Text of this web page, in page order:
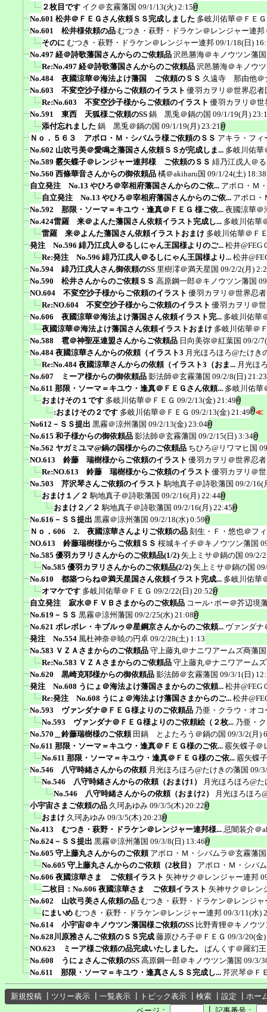
２枚目です イク＠玄霧藩国 09/1/13(火) 2:15
No.601 松井＠ＦＥＧさん依頼ＳＳ完成しました 多岐川佑華＠ＦＥＧ
No.601 松井様依頼の品 むつき・萩野・ドラケン＠レンジャー連邦
そのに むつき・萩野・ドラケン＠レンジャー連邦 09/1/18(日)
No.497 経＠詩歌藩国さんからのご依頼品 沢邑勝海＠キノウツン藩国
Re:No.497 経＠詩歌藩国さんからのご依頼品 沢邑勝海＠キノウ
No.484 夜國涼華＠海法よけ藩国 ご依頼のＳＳ 久遠寺 那由他＠
No.603 不変空沙子様からご依頼のイラスト 優羽カヲリ＠世界忍者
Re:No.603 不変空沙子様からご依頼のイラスト 優羽カヲリ＠世
No.591 東西 天狐様ご依頼のSS 鍋 黒兎＠鍋の国 09/1/19(月)
添付忘れました 鍋 黒兎＠鍋の国 09/1/19(月) 23:21
Ｎｏ．５６３ アポロ・Ｍ・シバムラ様ご依頼のＳＳ アキラ・フィ
No.602 山吹弓美＠愛鳴之藩国さん依頼ＳＳが完成しま... 多岐川佑華
No.589 霰矢蝶子＠レンジャー連邦様 ご依頼のＳＳ 緋乃江戌人＠
No.560 西條華音さんからの御依頼品 橘＠akiharu国 09/1/24(土) 18:38
自立発注 No.13 やひろ＠宰相府藩国さんからのご依... アポロ・Ｍ
自立発注 No.13 やひろ＠宰相府藩国さんからのご依... アポロ・
No.592 那限・ソーマ＝キユウ・逢真＠ＦＥＧ 様ご依... 夜國涼華＠
No.424雷羅 来＠よんた藩国さん依頼イラスト完成し... 多岐川佑華
雷羅 来＠よんた藩国さん依頼イラストおまけ 多岐川佑華＠Ｆ
発注 No.596 緋乃江戌人＠るしにゃん王国様よりのご... 松井@FEG
Re:発注 No.596 緋乃江戌人＠るしにゃん王国様より... 松井
No.594 緋乃江戌人さん御依頼のSS 里樹澪＠満天星国 09/2/2(月)
No.590 松井さんからのご依頼ＳＳ 高原鋼一郎＠キノウツン藩国
NO.604 不変空沙子様からご依頼のイラスト 優羽カヲリ＠世界忍
Re:NO.604 不変空沙子様からご依頼のイラスト 優羽カヲリ＠
No.606 夜國涼華＠海法よけ藩国さん依頼イラスト完... 多岐川佑華
夜國涼華＠海法よけ藩国さん依頼イラストおまけ 多岐川佑華＠
No.588 雹＠神聖巫連盟さんからご依頼品 日向美弥＠紅葉国 09/2/
No.484 夜國涼華さんからの依頼（イラスト3 月光ほろほろ@たけき
Re:No.484 夜國涼華さんからの依頼（イラスト3（おま... 月光ほ
No.607 ミーア様からの御依頼品 影法師＠玄霧藩国 09/2/8(日) 21:23
No.611 那限・ソーマ＝キユウ・逢真＠ＦＥＧさん依頼... 多岐川佑華
おまけその１です 多岐川佑華＠ＦＥＧ 09/2/13(金) 21:49
:おまけその２です 多岐川佑華＠ＦＥＧ 09/2/13(金) 21:49 ≪
No612－ＳＳ提出 黒霧＠涼州藩国 09/2/13(金) 23:04
No.615 和子様からの御依頼品 影法師＠玄霧藩国 09/2/15(日) 3:34
No.562 ヤガミユマ@鍋の国様からのご依頼品 ちひろ@リワマヒ国
NO.613 鈴藤 瑞樹様からご依頼のイラスト 優羽カヲリ＠世界忍
Re:NO.613 鈴藤 瑞樹様からご依頼のイラスト 優羽カヲリ＠
No.503 芹沢琴さんご依頼のイラスト 駒地真子＠詩歌藩国 09/2/16(
おまけ１／２ 駒地真子＠詩歌藩国 09/2/16(月) 22:44
おまけ２／２ 駒地真子＠詩歌藩国 09/2/16(月) 22:45
No.616－ＳＳ提出 黒霧＠涼州藩国 09/2/18(水) 0:59
Ｎｏ．606 2. 夜國涼華さんよりご依頼の品 刻生・Ｆ・悠也＠フ
NO.613 鈴藤瑞樹様からご依頼ＳＳ 桜城キイチ＠キノウツン藩国
No.585 優羽カヲリさんからのご依頼品(1/2) 矢上ミサ＠鍋の国 09/2/
No.585 優羽カヲリさんからのご依頼品(2/2) 矢上ミサ＠鍋の国
No.610 都築つらね＠満天星国さん依頼イラスト完成... 多岐川佑華
オマケです 多岐川佑華＠ＦＥＧ 09/2/22(日) 20:52
自立発注 寂水＠ＦＶＢさまからのご依頼品 コール･ポー＠芥辺境
No.619－ＳＳ 黒霧＠涼州藩国 09/2/25(水) 21:08
No.621 ポレポレ・キブルゥ＠星鋼京さんからのご依頼... ヴァンダナ
発注 No.554 風杜神奈＠暁の円卓 09/2/28(土) 1:13
No.583 ＶＺＡさまからのご依頼品 守上藤丸＠ナニワアームズ商藩国
Re:No.583 ＶＺＡさまからのご依頼品 守上藤丸＠ナニワアーム
No.620 黒崎克耶様からの御依頼品 影法師＠玄霧藩国 09/3/1(日)
発注 No.608 うにょ＠海法よけ藩国さまからのご依頼... 松井@FEG
Re:発注 No.608 うにょ＠海法よけ藩国さまからのご... 松井
No.593 ヴァンダナ＠ＦＥＧ様よりのご依頼品 乃亜・クラウ・オ
No.593 ヴァンダナ＠ＦＥＧ様よりのご依頼絵（２枚... 乃亜・
No.570＿鈴藤瑞樹様のご依頼 田鍋 とよたろう＠鍋の国 09/3/2(月)
No.611 那限・ソーマ＝キユウ・逢真＠ＦＥＧ様のご依... 霰矢蝶子＠
No.611 那限・ソーマ＝キユウ・逢真＠ＦＥＧ様のご依... 霰矢蝶
No.546 八守時緒さんからの依頼 月光ほろほろ@たけきの藩国 09/
No.546 八守時緒さんからの依頼（おまけ1）
月光ほろほろ@
No.546 八守時緒さんからの依頼（おまけ2）
月光ほろほろ
小宇宙さまご依頼の品 久珂あゆみ 09/3/5(木) 20:22
おまけ 久珂あゆみ 09/3/5(木) 20:23
No.413 むつき・萩野・ドラケン＠レンジャー連邦様... 忌闇装介＠
No.624－ＳＳ提出 黒霧＠涼州藩国 09/3/8(日) 13:46
No.605 守上藤丸さんからのご依頼 アポロ・Ｍ・シバムラ＠玄霧藩国
No.605 守上藤丸さんからのご依頼（2枚目）
アポロ・Ｍ・シバ
No.606 夜國涼華さま ご依頼イラスト 矢神サク＠レンジャー連邦
二枚目：No.606 夜國涼華さま ご依頼イラスト 矢神サク＠レン
No.602 山吹弓美さん依頼の品 むつき・萩野・ドラケン＠レンジャ
にまいめ むつき・萩野・ドラケン＠レンジャー連邦 09/3/11(水)
No.614 小宇宙＠キノウツン藩国様ご依頼のSS 比野青狸＠キノウ
No.628川原雅さんご依頼のＳＳ完成 藤原ひろ子＠ＦＥＧ 09/3/20(金
NO.623 ミーア様ご依頼の品完成いたしました。
ぱんくす＠羅幻
No.608 うにょさんご依頼のSS 高原鋼一郎＠キノウツン藩国 09/3/
No.611 那限・ソーマ＝キユウ・逢真さんＳＳ完成し... 芹沢琴＠Ｆ
新規投稿 ツリー表示 一覧表示 トピック表示 検索 設定
ホー